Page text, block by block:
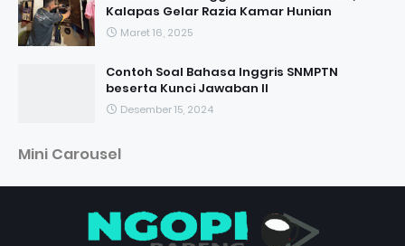
Kalapas Gelar Razia Kamar Hunian
Maret 16, 2025
Contoh Soal Bahasa Inggris SNMPTN
beserta Kunci Jawaban II
Desember 15, 2024
Mini Carousel